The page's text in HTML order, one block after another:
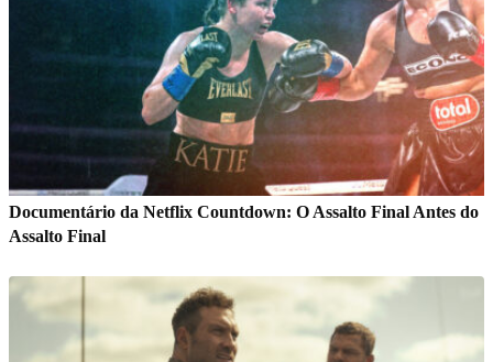
Documentário da Netflix Countdown: O Assalto Final Antes do
Assalto Final